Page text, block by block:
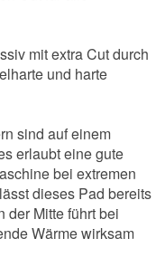
mit extra Cut durch
und harte
sind auf einem
erlaubt eine gute
bei extremen
dieses Pad bereits
der Mitte führt bei
Wärme wirksam